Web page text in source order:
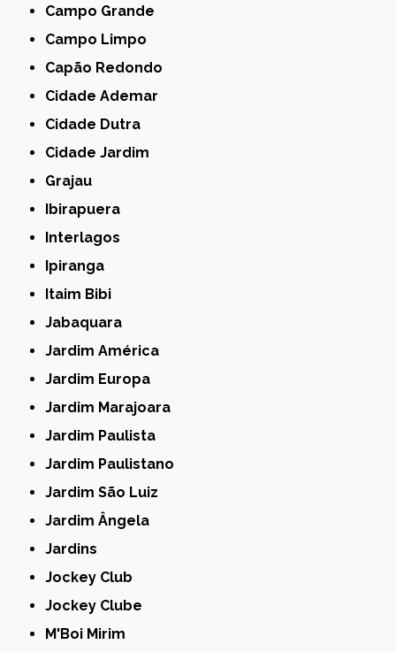
Campo Grande
Campo Limpo
Capão Redondo
Cidade Ademar
Cidade Dutra
Cidade Jardim
Grajau
Ibirapuera
Interlagos
Ipiranga
Itaim Bibi
Jabaquara
Jardim América
Jardim Europa
Jardim Marajoara
Jardim Paulista
Jardim Paulistano
Jardim São Luiz
Jardim Ângela
Jardins
Jockey Club
Jockey Clube
M'Boi Mirim